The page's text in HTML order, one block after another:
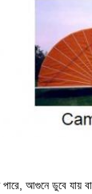
আগুনে ডুবে যায়